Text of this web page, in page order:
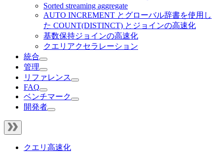
Sorted streaming aggregate
AUTO INCREMENT とグローバル辞書を使用し
た COUNT(DISTINCT) とジョインの高速化
基数保持ジョインの高速化
クエリアクセラレーション
統合
管理
リファレンス
FAQ
ベンチマーク
開発者
クエリ高速化